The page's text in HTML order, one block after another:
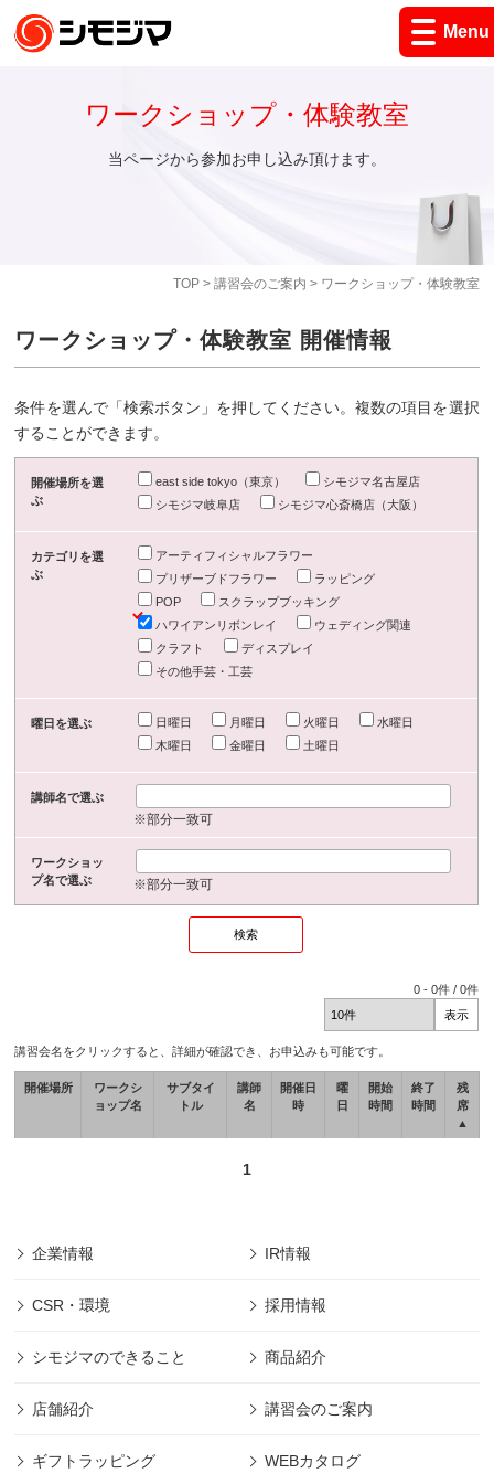
Menu
TOP> 講習会のご案内 > ワークショップ・体験教室
ワークショップ・体験教室
当ページから参加お申し込み頂けます。
ワークショップ・体験教室 開催情報
条件を選んで「検索ボタン」を押してください。複数の項目を選択
することができます。
開催場所を選
ぶ
east side tokyo（東京）
シモジマ名古屋店
シモジマ岐阜店
シモジマ心斎橋店（大阪）
カテゴリを選
ぶ
アーティフィシャルフラワー
プリザーブドフラワー
ラッピング
POP
スクラップブッキング
ハワイアンリボンレイ
ウェディング関連
クラフト
ディスプレイ
その他手芸・工芸
曜日を選ぶ 日曜日 月曜日 火曜日
水曜日
木曜日
金曜日 土曜日
講師名で選ぶ
※部分一致可
ワークショッ
プ名で選ぶ
※部分一致可
0 -0件 /0件
講習会名をクリックすると、詳細が確認でき、お申込みも可能です。
開催場所
ワークシ
ョップ名
サブタイ
トル
講師
名
開催日
時
曜
日
開始
時間
終了
時間
残
席
▲
1
企業情報 IR情報
CSR・環境 採用情報
シモジマのできること 商品紹介
店舗紹介 講習会のご案内
ギフトラッピング WEBカタログ